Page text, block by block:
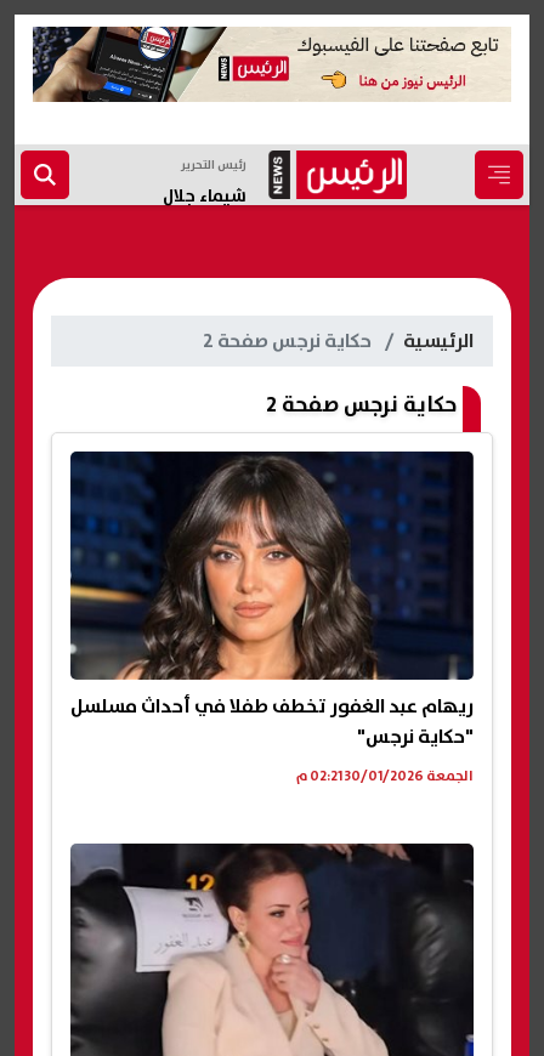
رئيس التحرير
شيماء جلال
الرئيسية حكاية نرجس صفحة 2
حكاية نرجس صفحة 2
ريهام عبد الغفور تخطف طفلا في أحداث مسلسل
"حكاية نرجس"
الجمعة 30/01/2026 02:21 م